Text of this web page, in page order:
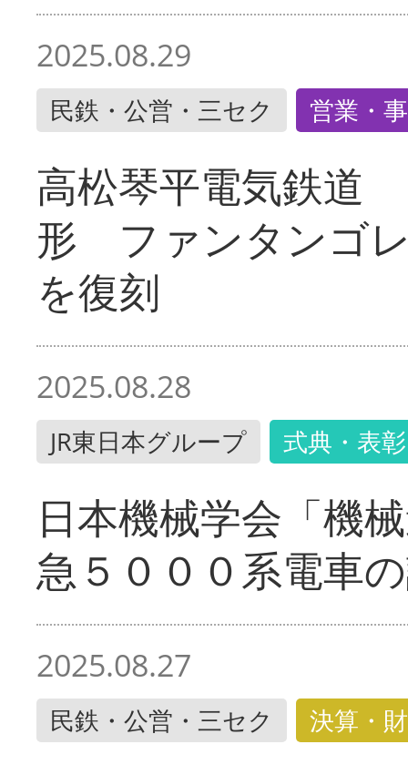
2025.08.29
民鉄・公営・三セク 営業・
高松琴平電気鉄道
形 ファンタンゴ
を復刻
2025.08.28
JR東日本グループ 式典・表彰
日本機械学会「機
急５０００系電車
2025.08.27
民鉄・公営・三セク 決算・